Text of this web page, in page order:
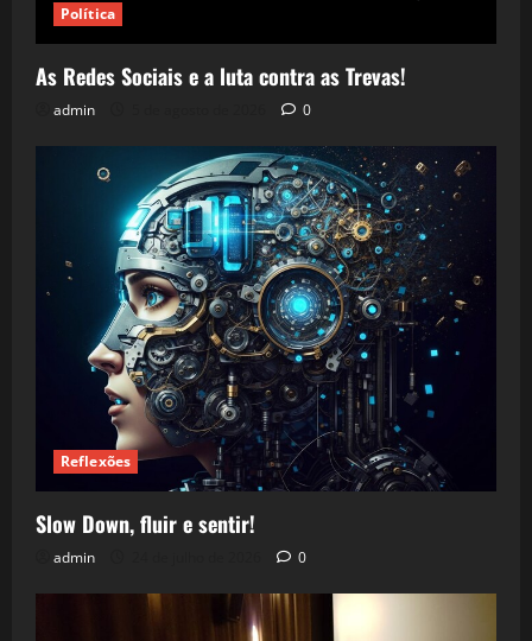
Política
As Redes Sociais e a luta contra as Trevas!
admin 0
Reflexões
Slow Down, fluir e sentir!
admin 0